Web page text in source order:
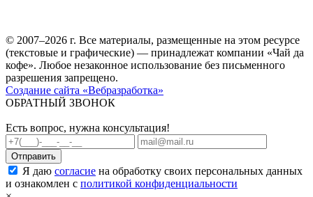
© 2007–2026 г. Все материалы, размещенные на этом ресурсе
(текстовые и графические) — принадлежат компании «Чай да
кофе». Любое незаконное использование без письменного
разрешения запрещено.
Создание сайта «Вебразработка»
ОБРАТНЫЙ ЗВОНОК
Есть вопрос, нужна консультация!
Я даю согласие на обработку своих персональных данных
и ознакомлен с политикой конфиденциальности